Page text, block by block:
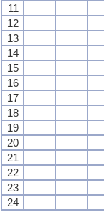
11
12
13
14
15
16
17
18
19
20
21
22
23
24